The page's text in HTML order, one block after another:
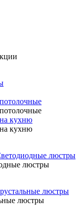
кухню
кухню
люстры
люстры
люстры
люстры